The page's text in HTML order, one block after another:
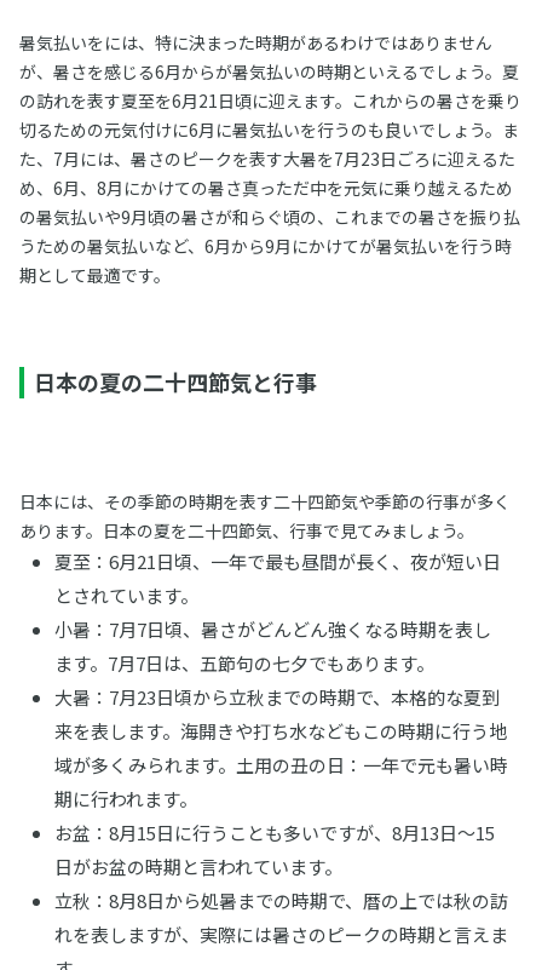
暑気払いをには、特に決まった時期があるわけではありません
が、暑さを感じる6月からが暑気払いの時期といえるでしょう。夏
の訪れを表す夏至を6月21日頃に迎えます。これからの暑さを乗り
切るための元気付けに6月に暑気払いを行うのも良いでしょう。ま
た、7月には、暑さのピークを表す大暑を7月23日ごろに迎えるた
め、6月、8月にかけての暑さ真っただ中を元気に乗り越えるため
の暑気払いや9月頃の暑さが和らぐ頃の、これまでの暑さを振り払
うための暑気払いなど、6月から9月にかけてが暑気払いを行う時
期として最適です。
日本の夏の二十四節気と行事
日本には、その季節の時期を表す二十四節気や季節の行事が多く
あります。日本の夏を二十四節気、行事で見てみましょう。
夏至：6月21日頃、一年で最も昼間が長く、夜が短い日
とされています。
小暑：7月7日頃、暑さがどんどん強くなる時期を表し
ます。7月7日は、五節句の七夕でもあります。
大暑：7月23日頃から立秋までの時期で、本格的な夏到
来を表します。海開きや打ち水などもこの時期に行う地
域が多くみられます。土用の丑の日：一年で元も暑い時
期に行われます。
お盆：8月15日に行うことも多いですが、8月13日～15
日がお盆の時期と言われています。
立秋：8月8日から処暑までの時期で、暦の上では秋の訪
れを表しますが、実際には暑さのピークの時期と言えま